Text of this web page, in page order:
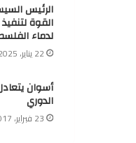
الرئيس
القوة
لدماء
22 يناير، 2025
الدوري
23 فبراير، 2017